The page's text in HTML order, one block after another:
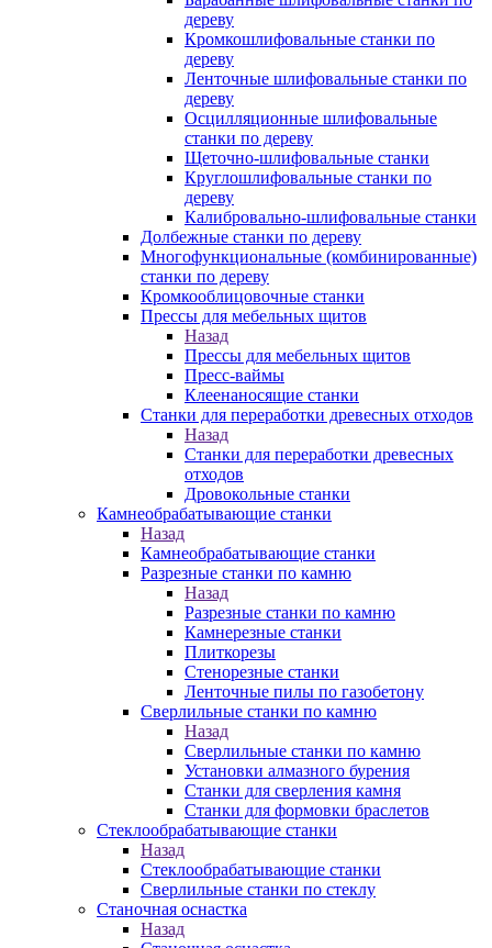
дереву
Кромкошлифовальные станки по
дереву
Ленточные шлифовальные станки по
дереву
Осцилляционные шлифовальные
станки по дереву
Щеточно-шлифовальные станки
Круглошлифовальные станки по
дереву
Калибровально-шлифовальные станки
Долбежные станки по дереву
Многофункциональные (комбинированные)
станки по дереву
Кромкооблицовочные станки
Прессы для мебельных щитов
Назад
Прессы для мебельных щитов
Пресс-ваймы
Клеенаносящие станки
Станки для переработки древесных отходов
Назад
Станки для переработки древесных
отходов
Дровокольные станки
Камнеобрабатывающие станки
Назад
Камнеобрабатывающие станки
Разрезные станки по камню
Назад
Разрезные станки по камню
Камнерезные станки
Плиткорезы
Стенорезные станки
Ленточные пилы по газобетону
Сверлильные станки по камню
Назад
Сверлильные станки по камню
Установки алмазного бурения
Станки для сверления камня
Станки для формовки браслетов
Стеклообрабатывающие станки
Назад
Стеклообрабатывающие станки
Сверлильные станки по стеклу
Станочная оснастка
Назад